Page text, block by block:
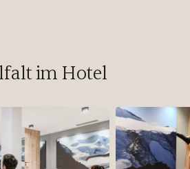
im Hotel